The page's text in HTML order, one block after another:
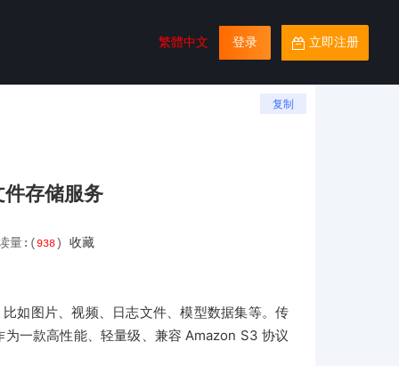
繁體中文 登录 立即注册
存储服务
量:(938) 收藏
如图片、视频、日志文件、模型数据集等。传
一款高性能、轻量级、兼容 Amazon S3 协议
复制
复制
复制
复制
复制
复制